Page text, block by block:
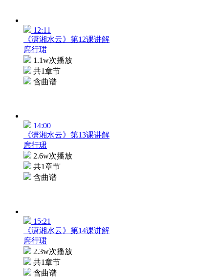
12:11
《潇湘水云》第12课讲解
席行珺
1.1w次播放
共1章节
含曲谱
14:00
《潇湘水云》第13课讲解
席行珺
2.6w次播放
共1章节
含曲谱
15:21
《潇湘水云》第14课讲解
席行珺
2.3w次播放
共1章节
含曲谱